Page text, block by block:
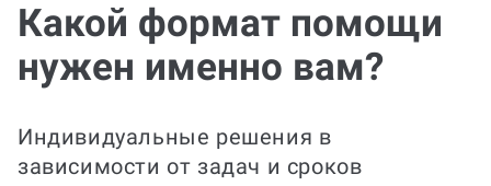
Какой формат помощи
нужен именно вам?
Индивидуальные решения в
зависимости от задач и сроков
задание — разберем
требования, подготовим
необходимые расчеты/
модели и визуализацию
объяснения к
результатам и оформим
по требованиям.
Быстро